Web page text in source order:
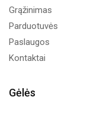
Grąžinimas
Parduotuvės
Paslaugos
Kontaktai
Gėlės